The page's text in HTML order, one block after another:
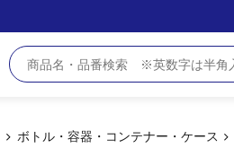
ボトル・容器・コンテナー・ケース